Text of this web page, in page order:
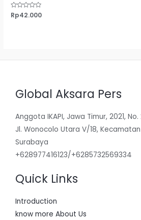
Dinilai
0
Rp42.000
Global Aksara Pers
Anggota IKAPI, Jawa Timur, 2021,
Jl. Wonocolo Utara V/18,
Surabaya
+628977416123/+6285732569334
Quick Links
Introduction
know more About Us